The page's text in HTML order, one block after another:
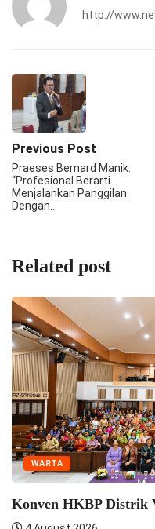
http://
Previous Post
Praeses Bernard Manik:
“Profesional Berarti
Menjalankan Panggilan
Dengan…
Related post
WARTA
Konven HKBP